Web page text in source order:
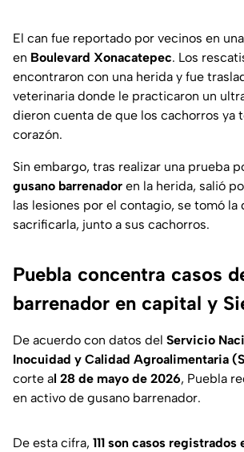
El can fue reportado por vecinos en
en Boulevard Xonacatepec. Los
encontraron con una herida y fue
veterinaria donde le practicaron un
dieron cuenta de que los cachorros ya
corazón.
Sin embargo, tras realizar una prueba
gusano barrenador en la herida, salió
las lesiones por el contagio, se tomó la
sacrificarla, junto a sus cachorros.
Puebla concentra casos
barrenador en capital y
De acuerdo con datos del Servicio
Inocuidad y Calidad Agroalimentaria
corte al 28 de mayo de 2026, Puebla
en activo de gusano barrenador.
De esta cifra, 111 son casos registrados